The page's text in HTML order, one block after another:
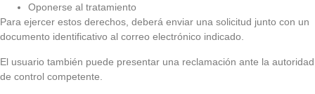
Oponerse al tratamiento
Para ejercer estos derechos, deberá enviar una solicitud junto con un
documento identificativo al correo electrónico indicado.
El usuario también puede presentar una reclamación ante la autoridad
de control competente.